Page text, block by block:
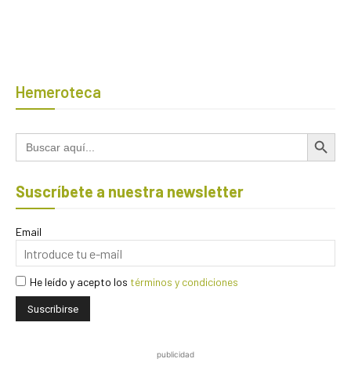
Hemeroteca
Buscar: Botón de
Suscríbete a nuestra newsletter
Email
He leído y acepto los términos y condiciones
publicidad